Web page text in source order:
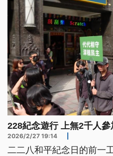
228紀念遊行 上無2千人
2026/2/27 19:14
二二八和平紀念日的前一